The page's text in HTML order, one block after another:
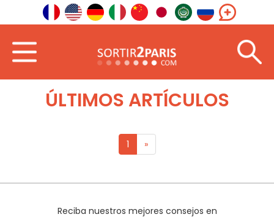
ÚLTIMOS ARTÍCULOS
1 »
Reciba nuestros mejores consejos en